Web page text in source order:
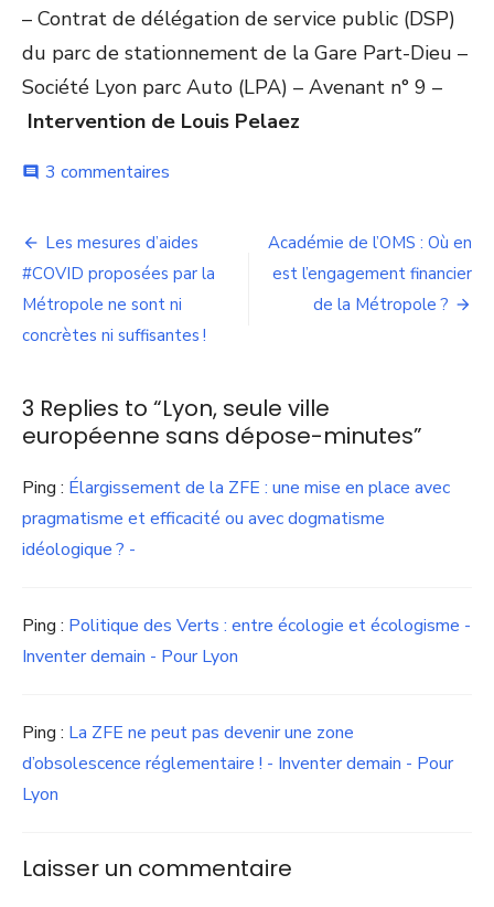
– Contrat de délégation de service public (DSP)
du parc de stationnement de la Gare Part-Dieu –
Société Lyon parc Auto (LPA) – Avenant n° 9 –
Intervention de Louis Pelaez
comment 3 commentaires
ville
sans
dépose-
minutes
Navigation
de
l’article
Les mesures d’aides
#COVID proposées par la
Métropole ne sont ni
concrètes ni suffisantes !
Académie de l’OMS : Où en
est l’engagement financier
de la Métropole ?
3 Replies to “Lyon, seule ville
européenne sans dépose-minutes”
Ping : Élargissement de la ZFE : une mise en place avec
pragmatisme et efficacité ou avec dogmatisme
idéologique ? -
Ping : Politique des Verts : entre écologie et écologisme -
Inventer demain - Pour Lyon
Ping : La ZFE ne peut pas devenir une zone
d’obsolescence réglementaire ! - Inventer demain - Pour
Lyon
Laisser un commentaire